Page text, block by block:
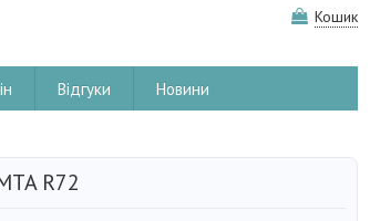
Кошик
Відгуки Новини
R72